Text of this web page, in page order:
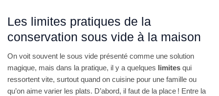
Les limites pratiques de la
conservation sous vide à la maison
On voit souvent le sous vide présenté comme une solution
magique, mais dans la pratique, il y a quelques
limites qui
ressortent vite, surtout quand on cuisine pour une famille ou
qu’on aime varier les plats. D’abord, il faut de la place ! Entre la